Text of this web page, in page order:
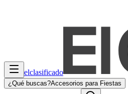
elclasificado
¿Qué buscas?Accesorios para Fiestas